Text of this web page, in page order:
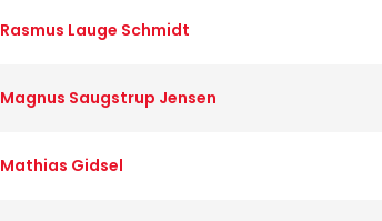
Rasmus Lauge Schmidt
Magnus Saugstrup Jensen
Mathias Gidsel